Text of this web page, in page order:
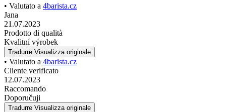
• Valutato a 4barista.cz
Jana
21.07.2023
Prodotto di qualità
Kvalitní výrobek
Tradurre Visualizza originale
• Valutato a 4barista.cz
Cliente verificato
12.07.2023
Raccomando
Doporučuji
Tradurre Visualizza originale